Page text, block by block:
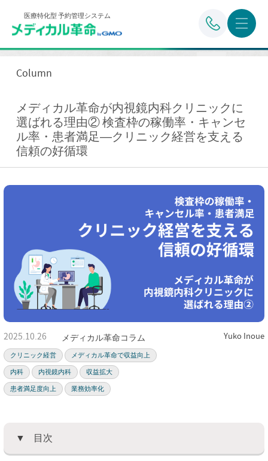
医療特化型 予約管理システム
Column
メディカル革命が内視鏡内科クリニックに
選ばれる理由② 検査枠の稼働率・キャンセ
ル率・患者満足―クリニック経営を支える
信頼の好循環
2025.10.26 メディカル革命コラム
クリニック経営
メディカル革命で収益向上
内科
内視鏡内科
収益拡大
患者満足度向上
業務効率化
Yuko Inoue
目次